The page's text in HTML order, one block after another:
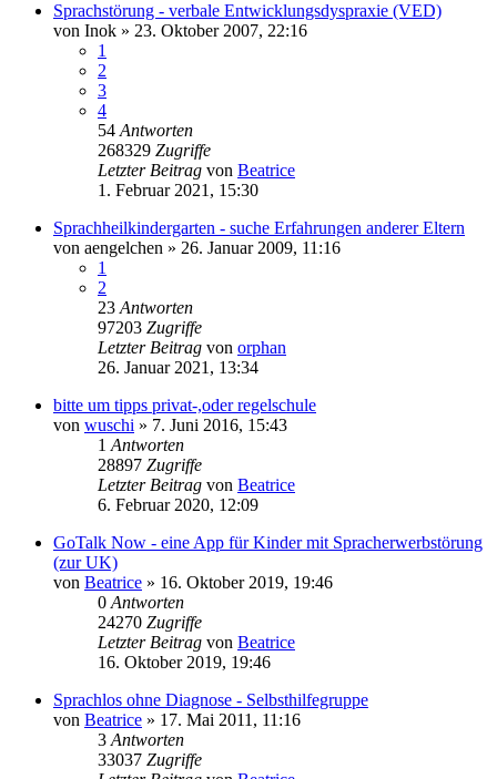
Sprachstörung - verbale Entwicklungsdyspraxie (VED)
von Inok » 23. Oktober 2007, 22:16
1
2
3
4
54 Antworten
268329 Zugriffe
Letzter Beitrag von Beatrice
1. Februar 2021, 15:30
Sprachheilkindergarten - suche Erfahrungen anderer Eltern
von aengelchen » 26. Januar 2009, 11:16
1
2
23 Antworten
97203 Zugriffe
Letzter Beitrag von orphan
26. Januar 2021, 13:34
bitte um tipps privat-,oder regelschule
von wuschi » 7. Juni 2016, 15:43
1 Antworten
28897 Zugriffe
Letzter Beitrag von Beatrice
6. Februar 2020, 12:09
GoTalk Now - eine App für Kinder mit Spracherwerbstörung
(zur UK)
von Beatrice » 16. Oktober 2019, 19:46
0 Antworten
24270 Zugriffe
Letzter Beitrag von Beatrice
16. Oktober 2019, 19:46
Sprachlos ohne Diagnose - Selbsthilfegruppe
von Beatrice » 17. Mai 2011, 11:16
3 Antworten
33037 Zugriffe